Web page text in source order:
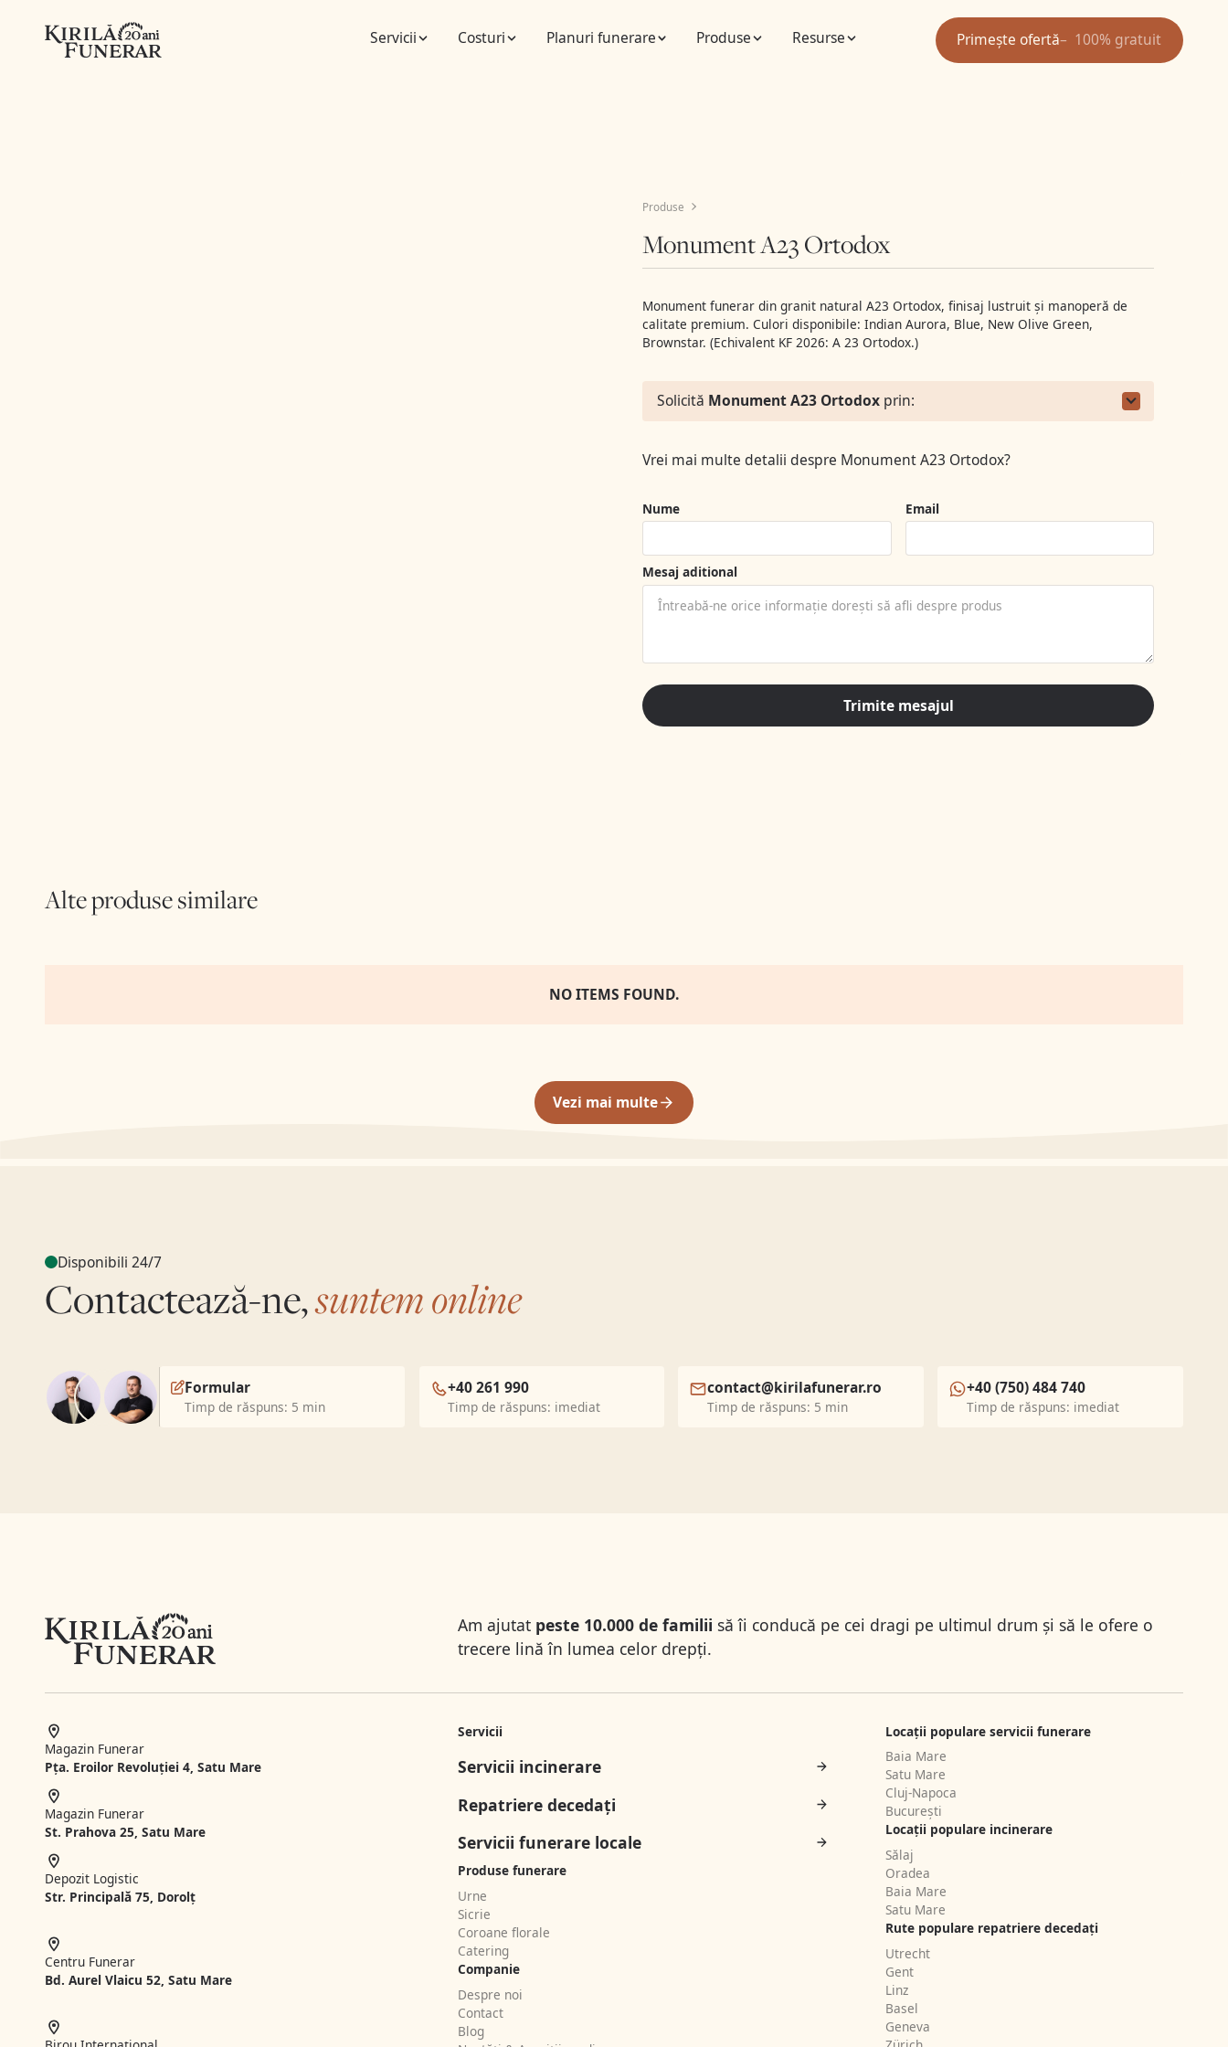
Servicii Costuri Planuri funerare Produse Resurse Primește ofertă 100% gratuit
Produse
Monument A23 Ortodox
Monument funerar din granit natural A23 Ortodox, finisaj lustruit și manoperă de
calitate premium. Culori disponibile: Indian Aurora, Blue, New Olive Green,
Brownstar. (Echivalent KF 2026: A 23 Ortodox.)
Solicită Monument A23 Ortodoxprin:
Vrei mai multe detalii despre Monument A23 Ortodox?
Nume Email
Mesaj aditional
Alte produse similare
NO ITEMS FOUND.
Vezi mai multe
Disponibili 24/7
Contactează-ne,suntem online
Formular
Timp de răspuns: 5 min
+40 261 990
Timp de răspuns: imediat
contact@kirilafunerar.ro
Timp de răspuns: 5 min
+40 (750) 484 740
Timp de răspuns: imediat
Am ajutat peste 10.000 de familii să îi conducă pe cei dragi pe ultimul drum și să le ofere o
trecere lină în lumea celor drepți.
Magazin Funerar
Pța. Eroilor Revoluției 4, Satu Mare
Magazin Funerar
St. Prahova 25, Satu Mare
Depozit Logistic
Str. Principală 75, Dorolț
Centru Funerar
Bd. Aurel Vlaicu 52, Satu Mare
Servicii
Servicii incinerare
Repatriere decedați
Servicii funerare locale
Produse funerare
Urne
Sicrie
Coroane florale
Catering
Companie
Despre noi
Contact
Blog
Locații populare servicii funerare
Baia Mare
Satu Mare
Cluj-Napoca
București
Locații populare incinerare
Sălaj
Oradea
Baia Mare
Satu Mare
Rute populare repatriere decedați
Utrecht
Gent
Linz
Basel
Geneva